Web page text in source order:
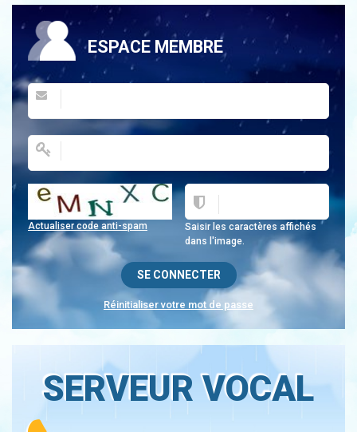
ESPACE MEMBRE
Saisir les caractères affichés
dans l'image.
Actualiser code anti-spam
Réinitialiser votre mot de passe
SERVEUR VOCAL